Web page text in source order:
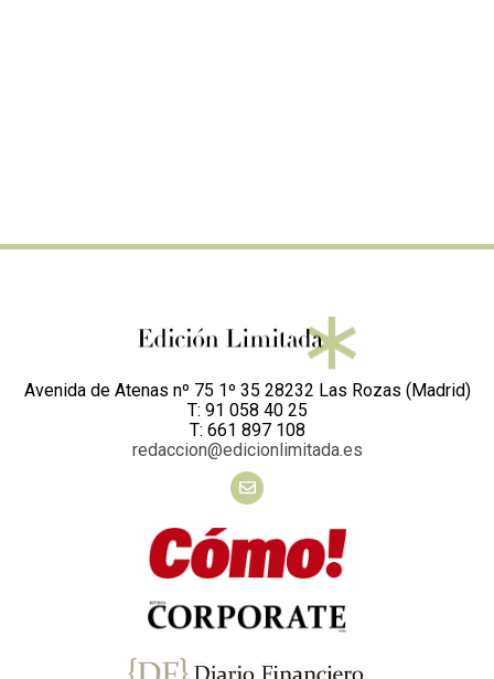
Avenida de Atenas nº 75 1º 35 28232 Las Rozas (Madrid)
T: 91 058 40 25
T: 661 897 108
redaccion@edicionlimitada.es